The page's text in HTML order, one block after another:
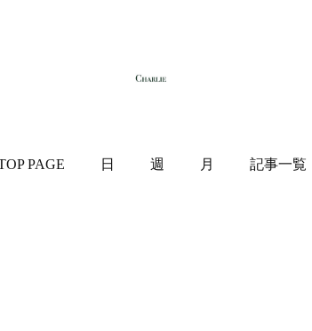
PAGE 日 週 月 記事一覧